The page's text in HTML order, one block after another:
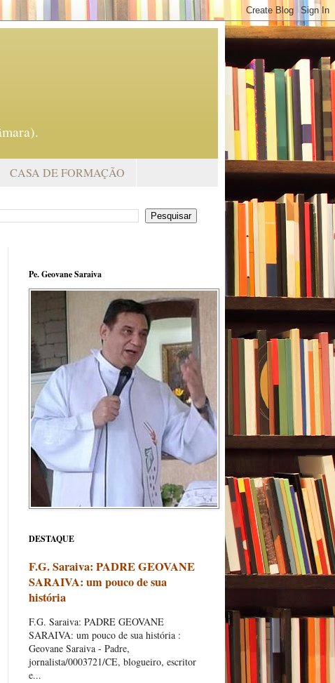
CASA DE FORMAÇÃO
Pe. Geovane Saraiva
DESTAQUE
F.G. Saraiva: PADRE GEOVANE
SARAIVA: um pouco de sua
história
F.G. Saraiva: PADRE GEOVANE
SARAIVA: um pouco de sua história :
Geovane Saraiva - Padre,
jornalista/0003721/CE, blogueiro, escritor
e...